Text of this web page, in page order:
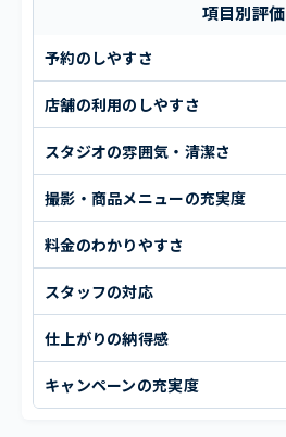
項目別評価
予約のしやすさ
店舗の利用のしやすさ
スタジオの雰囲気・清潔さ
撮影・商品メニューの充実度
料金のわかりやすさ
スタッフの対応
仕上がりの納得感
キャンペーンの充実度